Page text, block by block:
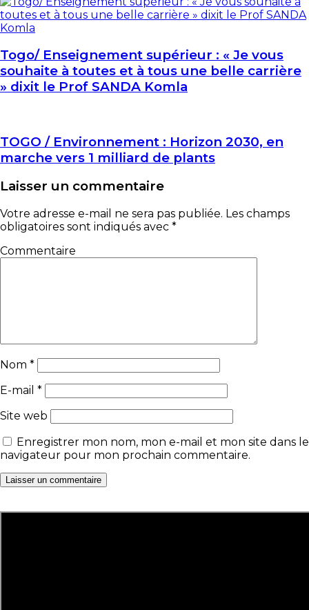
Togo/ Enseignement supérieur : « Je vous
souhaite à toutes et à tous une belle carrière
» dixit le Prof SANDA Komla
TOGO / Environnement : Horizon 2030, en
marche vers 1 milliard de plants
Laisser un commentaire
Votre adresse e-mail ne sera pas publiée. Les champs
obligatoires sont indiqués avec *
Commentaire
Nom *
E-mail *
Site web
Enregistrer mon nom, mon e-mail et mon site dans le
navigateur pour mon prochain commentaire.